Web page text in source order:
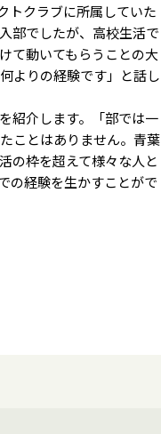
トクラブに所属していた
部でしたが、高校生活で
て動いてもらうことの大
よりの経験です」と話し
紹介します。「部では一
ことはありません。青葉
の枠を超えて様々な人と
の経験を生かすことがで